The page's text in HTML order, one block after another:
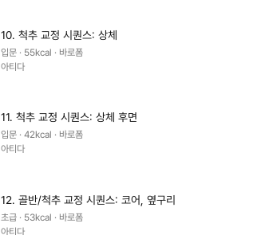
10. 척추 교정 시퀀스: 상체
입문 · 55kcal · 바로폼
아티다
11. 척추 교정 시퀀스: 상체 후면
입문 · 42kcal · 바로폼
아티다
12. 골반/척추 교정 시퀀스: 코어, 옆구리
초급 · 53kcal · 바로폼
아티다